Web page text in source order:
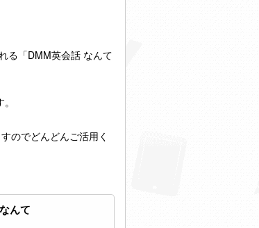
る「DMM英会話 なんて
のでどんどんご活用く
んて